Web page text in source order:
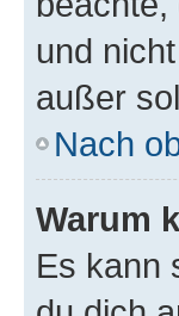
und
außer
Nach
Warum
Es kann